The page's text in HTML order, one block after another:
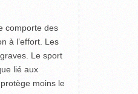
comporte des
à l’effort. Les
Le sport
lié aux
moins le